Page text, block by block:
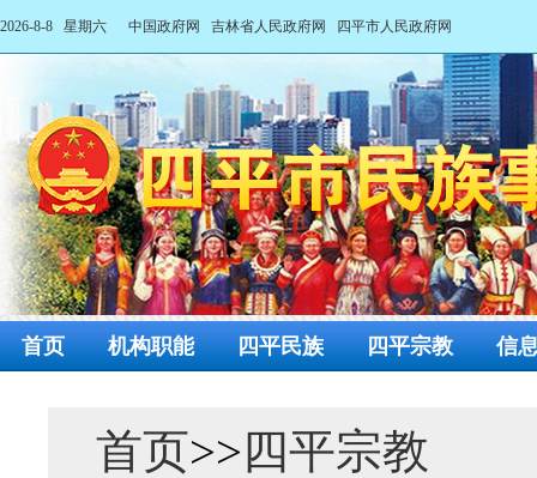
2026-8-8 星期六 中国政府网 吉林省人民政府网 四平市人民政府网
首页 机构职能 四平民族 四平宗教 信
首页>>四平宗教